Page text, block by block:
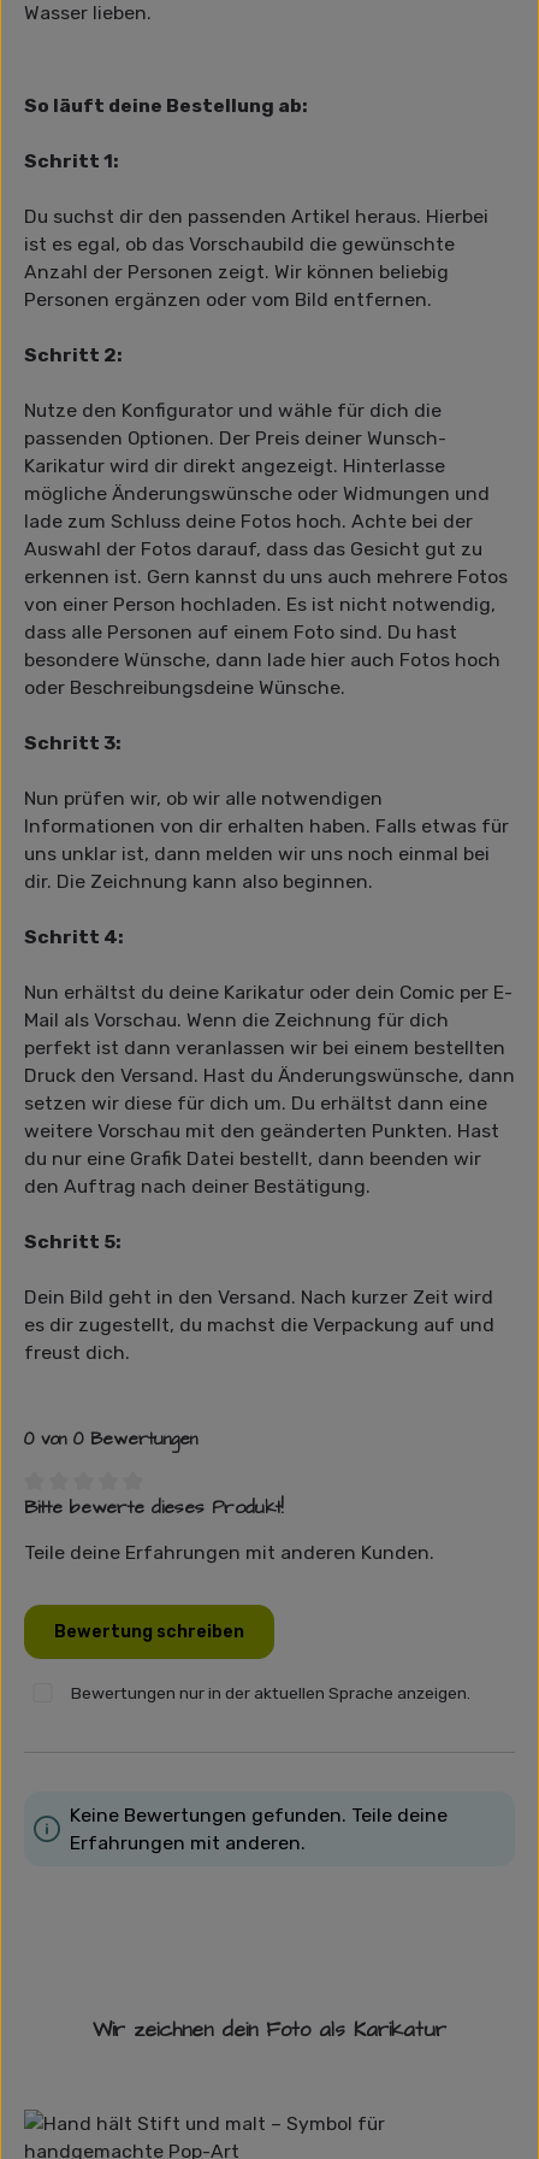
Wasser lieben.
So läuft deine Bestellung ab:
Schritt 1:
Du suchst dir den passenden Artikel heraus. Hierbei
ist es egal, ob das Vorschaubild die gewünschte
Anzahl der Personen zeigt. Wir können beliebig
Personen ergänzen oder vom Bild entfernen.
Schritt 2:
Nutze den Konfigurator und wähle für dich die
passenden Optionen. Der Preis deiner Wunsch-
Karikatur wird dir direkt angezeigt. Hinterlasse
mögliche Änderungswünsche oder Widmungen und
lade zum Schluss deine Fotos hoch. Achte bei der
Auswahl der Fotos darauf, dass das Gesicht gut zu
erkennen ist. Gern kannst du uns auch mehrere Fotos
von einer Person hochladen. Es ist nicht notwendig,
dass alle Personen auf einem Foto sind. Du hast
besondere Wünsche, dann lade hier auch Fotos hoch
oder Beschreibungsdeine Wünsche.
Schritt 3:
Nun prüfen wir, ob wir alle notwendigen
Informationen von dir erhalten haben. Falls etwas für
uns unklar ist, dann melden wir uns noch einmal bei
dir. Die Zeichnung kann also beginnen.
Schritt 4:
Nun erhältst du deine Karikatur oder dein Comic per E-
Mail als Vorschau. Wenn die Zeichnung für dich
perfekt ist dann veranlassen wir bei einem bestellten
Druck den Versand. Hast du Änderungswünsche, dann
setzen wir diese für dich um. Du erhältst dann eine
weitere Vorschau mit den geänderten Punkten. Hast
du nur eine Grafik Datei bestellt, dann beenden wir
den Auftrag nach deiner Bestätigung.
Schritt 5:
Dein Bild geht in den Versand. Nach kurzer Zeit wird
es dir zugestellt, du machst die Verpackung auf und
freust dich.
0 von 0 Bewertungen
Durchschnittliche Bewertung von 0 von 5 Sternen
Bitte bewerte dieses Produkt!
Teile deine Erfahrungen mit anderen Kunden.
Bewertung schreiben
Bewertungen nur in der aktuellen Sprache anzeigen.
Keine Bewertungen gefunden. Teile deine
Erfahrungen mit anderen.
Wir zeichnen dein Foto als Karikatur